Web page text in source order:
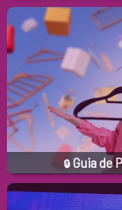
🔒Guia de